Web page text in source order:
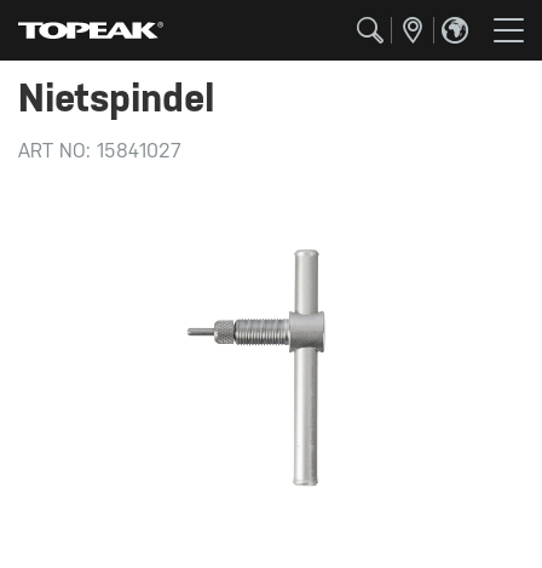
Nietspindel
ART NO: 15841027